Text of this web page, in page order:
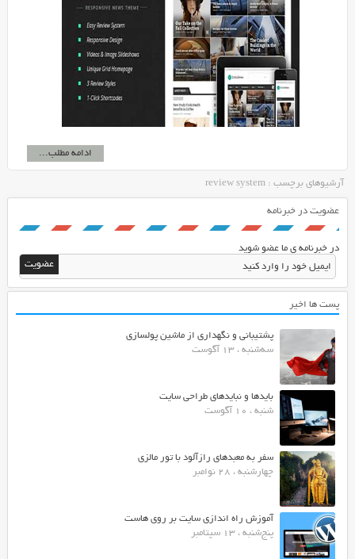
ادامه مطلب...
آرشیوهای برچسب : review system
عضویت در خبرنامه
در خبرنامه ی ما عضو شوید
پست ها اخیر
پشتیبانی و نگهداری از ماشین پولسازی
سه‌شنبه ، 13 آگوست
بایدها و نبایدهای طراحی سایت
شنبه ، 10 آگوست
سفر به معبدهای رازآلود با تور مالزی
چهارشنبه ، 28 نوامبر
آموزش راه اندازی سایت بر روی هاست
پنج‌شنبه ، 13 سپتامبر